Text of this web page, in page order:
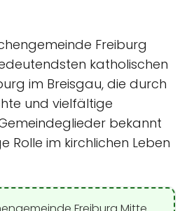
Freiburg
katholischen
im Breisgau, die durch
und vielfältige
bekannt
Rolle im kirchlichen Leben